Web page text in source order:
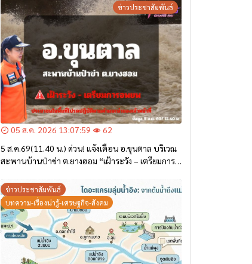
ข่าวประชาสัมพันธ์
05 ส.ค. 2026 13:07:59
62
5 ส.ค.69(11.40 น.) ด่วน! แจ้งเตือน อ.ขุนตาล บริเวณ
สะพานบ้านป่าข่า ต.ยางฮอม “เฝ้าระวัง – เตรียมการ
ข่าวประชาสัมพันธ์
บทความ-เรื่องน่ารู้-เศรษฐกิจ-สังคม